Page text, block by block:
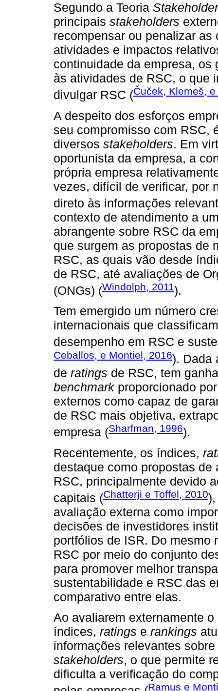
Segundo a Teoria Stakeholder
principais stakeholders
recompensar ou penalizar
atividades e impactos
continuidade da empresa,
às atividades de RSC, o que
divulgar RSC (Čuček, Klemeš,
A despeito dos esforços
seu compromisso com RSC,
diversos stakeholders. Em
oportunista da empresa, a
própria empresa
vezes, difícil de verificar, por
direto às informações
contexto de atendimento a
abrangente sobre RSC da
que surgem as propostas de
RSC, as quais vão desde
de RSC, até avaliações de
(ONGs) (Windolph, 2011).
Tem emergido um número
internacionais que
desempenho em RSC e
Ceballos, e Montiel, 2016). Dada
de ratings de RSC, tem
benchmarkproporcionado
externos como capaz de
de RSC mais objetiva,
empresa (Sharfman, 1996).
Recentemente, os índices,
destaque como propostas
RSC, principalmente devido
capitais (Chatterji e Toffel, 2010
avaliação externa como
decisões de investidores
portfólios de ISR. Do
RSC por meio do conjunto
para promover melhor
sustentabilidade e RSC das
comparativo entre elas.
Ao avaliarem externamente
índices, ratings e rankings
informações relevantes
stakeholders, o que permite
dificulta a verificação do
Ramus e